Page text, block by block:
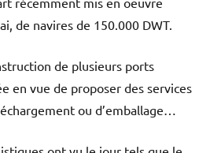
de navires de 150.000 DWT.
de plusieurs ports
en vue de proposer des services
ou d’emballage…